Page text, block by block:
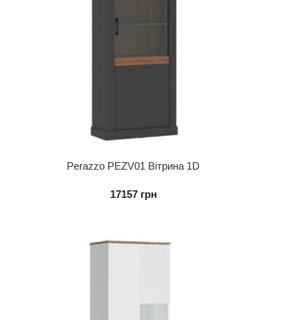
Perazzo PEZV01 Вітрина 1D
17157 грн